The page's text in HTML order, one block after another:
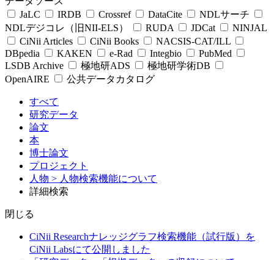
JaLC
IRDB Crossref DataCite
NDLサーチ
NDLデジコレ（旧NII-ELS）
RUDA JDCat
NINJAL
CiNii Articles
CiNii Books
NACSIS-CAT/ILL
DBpedia
KAKEN e-Rad Integbio
PubMed
LSDB Archive
極地研ADS
極地研学術DB
OpenAIRE
公共データカタログ
すべて
研究データ
論文
本
博士論文
プロジェクト
人物 > 人物検索機能について
詳細検索
閉じる
CiNii Researchナレッジグラフ検索機能（試行版）を
CiNii Labsにて公開しました